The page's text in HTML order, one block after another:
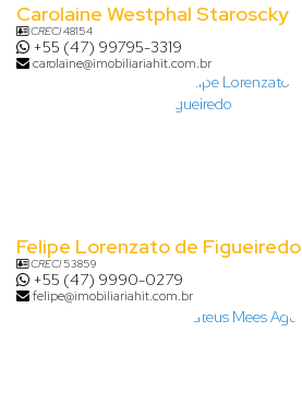
Carolaine Westphal Staroscky
CRECI48154
+55 (47) 99795-3319
carolaine@imobiliariahit.com.br
Felipe Lorenzato de Figueiredo
CRECI53859
+55 (47) 9990-0279
felipe@imobiliariahit.com.br